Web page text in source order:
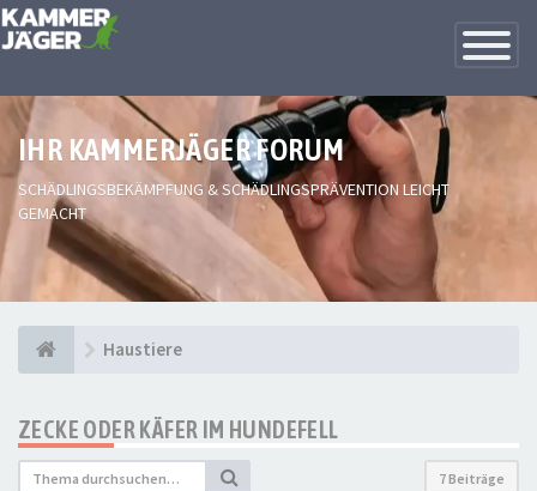
Toggle
IHR KAMMERJÄGER FORUM
SCHÄDLINGSBEKÄMPFUNG & SCHÄDLINGSPRÄVENTION LEICHT
GEMACHT
Haustiere
ZECKE ODER KÄFER IM HUNDEFELL
7 Beiträge